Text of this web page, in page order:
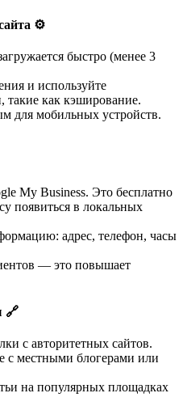
⚙️
быстро (менее 3
и используйте
такие как кэширование.
для мобильных устройств.
My Business. Это бесплатно
появиться в локальных
адрес, телефон, часы
— это повышает
🔗
с авторитетных сайтов.
с местными блогерами или
на популярных площадках